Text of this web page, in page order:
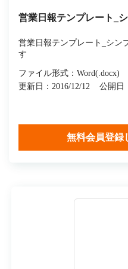
営業日報テンプレート_
営業日報テンプレート_シン
す
ファイル形式：Word(.docx)
更新日：2016/12/12
公開日
無料会員登録